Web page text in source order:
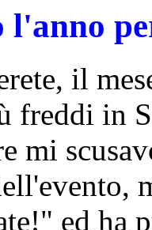
il
freddi in
mi
ed ha